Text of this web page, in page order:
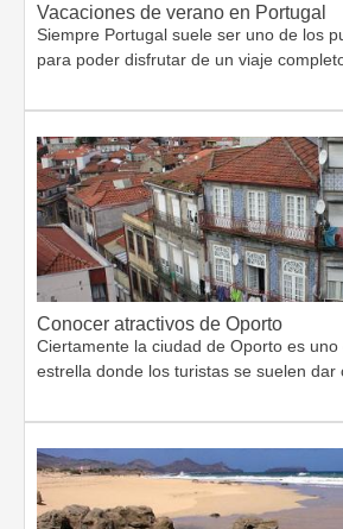
Vacaciones de verano en Portugal
Siempre Portugal suele ser uno de los
para poder disfrutar de un viaje
Conocer atractivos de Oporto
Ciertamente la ciudad de Oporto es
estrella donde los turistas se suelen dar